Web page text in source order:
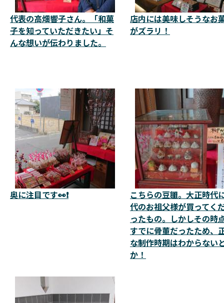
代表の高畑響子さん。「和菓
子を知っていただきたい」そ
んな想いが伝わりました。
店内には美味しそうなお
がズラリ！
奥に注目です👀❗
こちらの豆雛。大正時代
代のお祖父様が買ってく
ったもの。しかしその時
すでに骨董だったため、
な制作時期はわからない
か！